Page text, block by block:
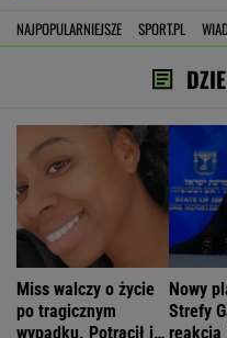
NAJPOPULARNIEJSZE SPORT.PL
Miss walczy o życie
po tragicznym
wypadku. Potrącił ją
Nowy
Strefy
reakcja